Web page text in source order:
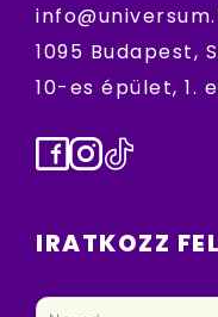
1095 Budapest,
10-es épület, 1.
Facebook
Instagram
TikTok
IRATKOZZ